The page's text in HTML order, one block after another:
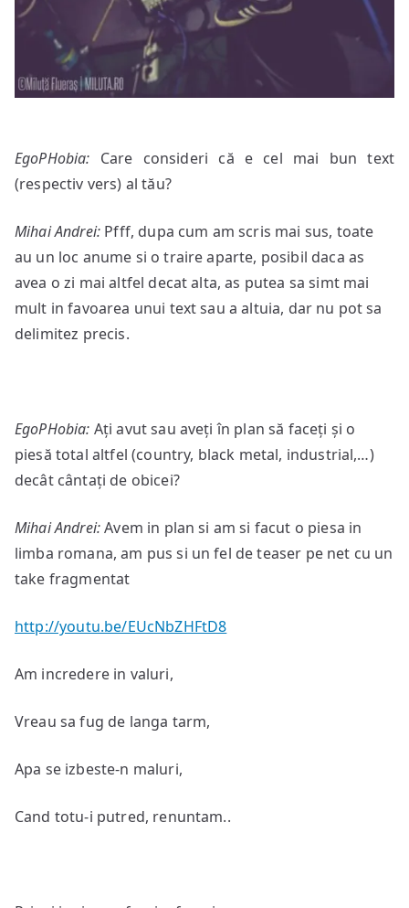
EgoPHobia: Care consideri că e cel mai bun text
(respectiv vers) al tău?
Mihai Andrei: Pfff, dupa cum am scris mai sus, toate
au un loc anume si o traire aparte, posibil daca as
avea o zi mai altfel decat alta, as putea sa simt mai
mult in favoarea unui text sau a altuia, dar nu pot sa
delimitez precis.
EgoPHobia: Ați avut sau aveți în plan să faceți și o
piesă total altfel (country, black metal, industrial,…)
decât cântați de obicei?
Mihai Andrei:Avem in plan si am si facut o piesa in
limba romana, am pus si un fel de teaser pe net cu un
take fragmentat
http://youtu.be/EUcNbZHFtD8
Am incredere in valuri,
Vreau sa fug de langa tarm,
Apa se izbeste-n maluri,
Cand totu-i putred, renuntam..